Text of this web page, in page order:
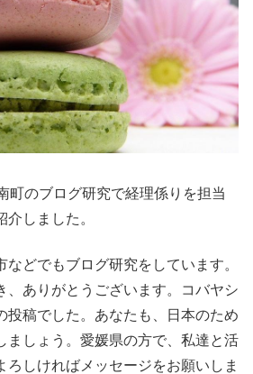
町のブログ研究で経理係りを担当
介しました。
どでもブログ研究をしています。
、ありがとうございます。コバヤシ
投稿でした。あなたも、日本のため
ましょう。愛媛県の方で、私達と活
ろしければメッセージをお願いしま